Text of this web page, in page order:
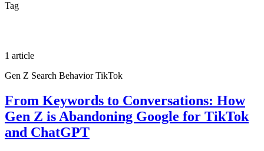
Tag
1 article
Gen Z Search BehaviorTikTok
From Keywords to Conversations: How
Gen Z is Abandoning Google for TikTok
and ChatGPT